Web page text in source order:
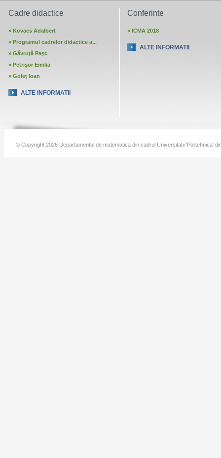
Cadre didactice
» Kovacs Adalbert
» Programul cadrelor didactice a...
» Găvruţă Paşc
» Petrişor Emilia
» Goleț Ioan
ALTE INFORMATII
Conferinte
» ICMA 2018
ALTE INFORMATII
© Copyright 2026 Departamentul de matematica din cadrul Universitatii 'Politehnica'